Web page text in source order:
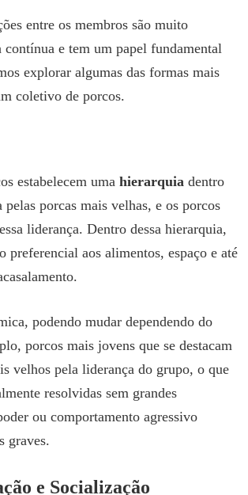
entre os membros são muito
e tem um papel fundamental
explorar algumas das formas mais
coletivo de porcos.
estabelecem uma hierarquia dentro
porcas mais velhas, e os porcos
liderança. Dentro dessa hierarquia,
preferencial aos alimentos, espaço e até
podendo mudar dependendo do
porcos mais jovens que se destacam
velhos pela liderança do grupo, o que
resolvidas sem grandes
ou comportamento agressivo
graves.
e Socialização